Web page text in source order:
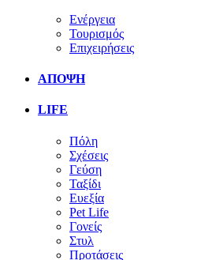
Ενέργεια
Τουρισμός
Επιχειρήσεις
ΑΠΟΨΗ
LIFE
Πόλη
Σχέσεις
Γεύση
Ταξίδι
Ευεξία
Pet Life
Γονείς
Στυλ
Προτάσεις